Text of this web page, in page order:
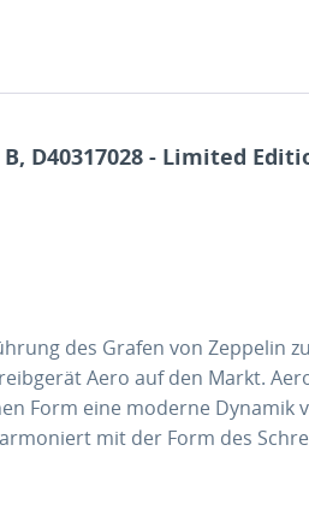
D40317028 - Limited
des Grafen von Zeppelin
Aero auf den Markt.
Form eine moderne Dynamik
mit der Form des